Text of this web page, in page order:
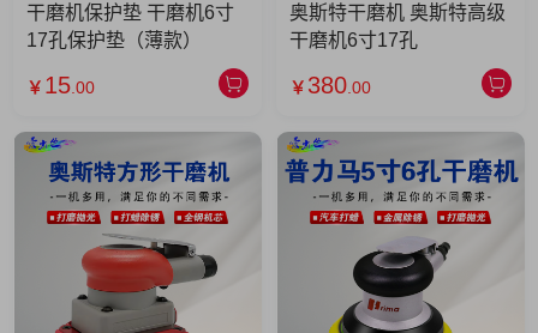
干磨机保护垫 干磨机6寸
17孔保护垫（薄款）
￥ 15 .00
奥斯特干磨机 奥斯特高级
干磨机6寸17孔
￥ 380 .00